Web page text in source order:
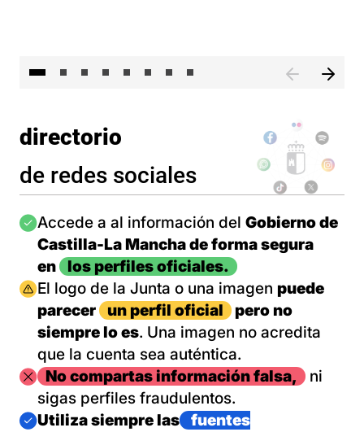
directorio
de redes sociales
Imagen
Accede a al información del Gobierno de
Castilla-La Mancha de forma segura
en
los perfiles oficiales.
Imagen
El logo de la Junta o una imagen puede
parecer
un perfil oficial
pero no
siempre lo es. Una imagen no acredita
que la cuenta sea auténtica.
ImagenNo compartas información falsa,
ni
sigas perfiles fraudulentos.
Imagen
Utiliza siempre las
fuentes